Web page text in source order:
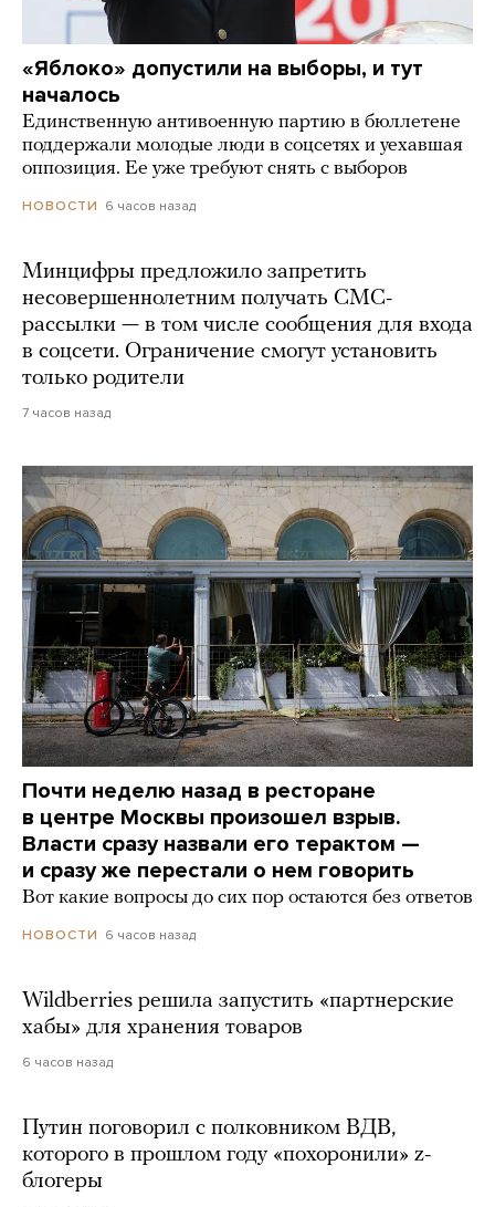
«Яблоко» допустили на выборы, и тут
началось
Единственную антивоенную партию в бюллетене
поддержали молодые люди в соцсетях и уехавшая
оппозиция. Ее уже требуют снять с выборов
НОВОСТИ 6 часов назад
Минцифры предложило запретить
несовершеннолетним получать СМС-
рассылки — в том числе сообщения для входа
в соцсети. Ограничение смогут установить
только родители
7 часов назад
Почти неделю назад в ресторане
в центре Москвы произошел взрыв.
Власти сразу назвали его терактом —
и сразу же перестали о нем говорить
Вот какие вопросы до сих пор остаются без ответов
НОВОСТИ 6 часов назад
Wildberries решила запустить «партнерские
хабы» для хранения товаров
6 часов назад
Путин поговорил с полковником ВДВ,
которого в прошлом году «похоронили» z-
блогеры